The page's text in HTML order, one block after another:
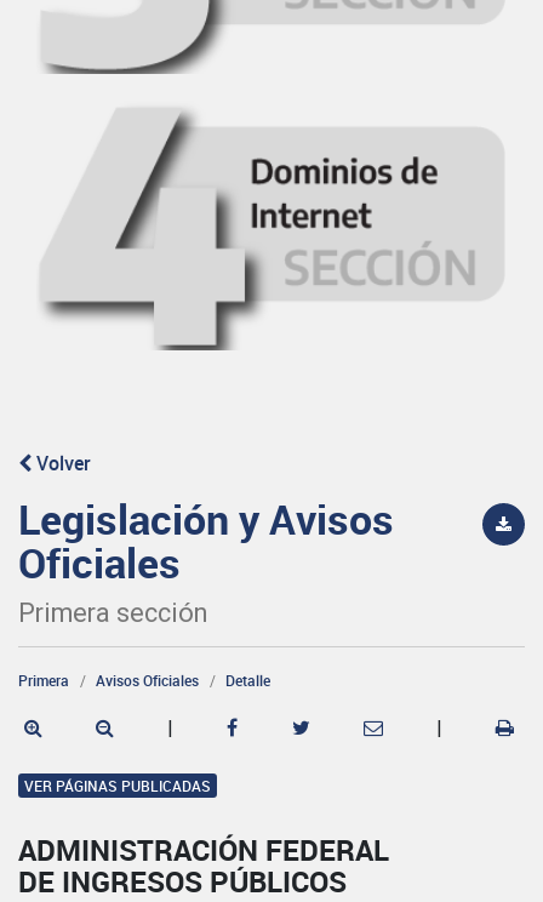
Volver
Legislación y Avisos
Oficiales
Primera sección
Primera Avisos Oficiales Detalle
| |
VER PÁGINAS PUBLICADAS
ADMINISTRACIÓN FEDERAL
DE INGRESOS PÚBLICOS